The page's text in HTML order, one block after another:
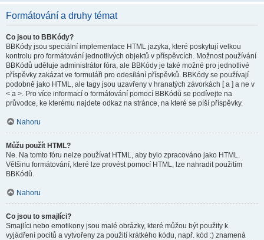
Formátování a druhy témat
Co jsou to BBKódy?
BBKódy jsou speciální implementace HTML jazyka, které poskytují velkou
kontrolu pro formátování jednotlivých objektů v příspěvcích. Možnost používání
BBKódů uděluje administrátor fóra, ale BBKódy je také možné pro jednotlivé
příspěvky zakázat ve formuláři pro odesílání příspěvků. BBKódy se používají
podobně jako HTML, ale tagy jsou uzavřeny v hranatých závorkách [ a ] a ne v
< a >. Pro více informací o formátování pomocí BBKódů se podívejte na
průvodce, ke kterému najdete odkaz na stránce, na které se píší příspěvky.
Nahoru
Můžu použít HTML?
Ne. Na tomto fóru nelze používat HTML, aby bylo zpracováno jako HTML.
Většinu formátování, které lze provést pomocí HTML, lze nahradit použitím
BBKódů.
Nahoru
Co jsou to smajlíci?
Smajlíci nebo emotikony jsou malé obrázky, které můžou být použity k
vyjádření pocitů a vytvořeny za použití krátkého kódu, např. kód :) znamená